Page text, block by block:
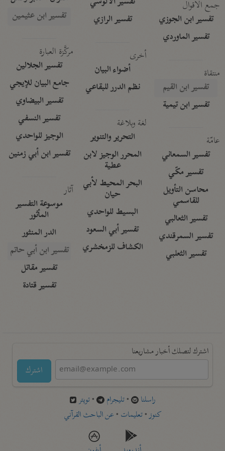
جمع الأقوال
تفسير ابن الجوزي
تفسير الماوردي
منتقاة
تفسير ابن القيم
تفسير ابن تيمية
عامّة
تفسير السمعاني
تفسير مكّي
محاسن التأويل
للقاسمي
تفسير الثعالبي
تفسير السمرقندي
تفسير الثعلبي
تفسير الرازي
أخرى
أضواء البيان
نظم الدرر للبقاعي
لغة وبلاغة
التحرير والتنوير
المحرر الوجيز لابن
عطية
البحر المحيط لأبي
حيان
البسيط للواحدي
تفسير أبي السعود
الكشاف للزمخشري
تفسير ابن عثيمين
مركَّزة العبارة
تفسير الجلالين
جامع البيان للإيجي
تفسير البيضاوي
تفسير النسفي
الوجيز للواحدي
تفسير ابن أبي زمنين
آثار
موسوعة التفسير
المأثور
الدر المنثور
تفسير ابن أبي حاتم
تفسير مقاتل
تفسير قتادة
اشترك لتصلك أخبار مشاريعنا
اشترك
راسلنا •تليجرام •تويتر
كنوز•تعليمات •عن الباحث القرآني